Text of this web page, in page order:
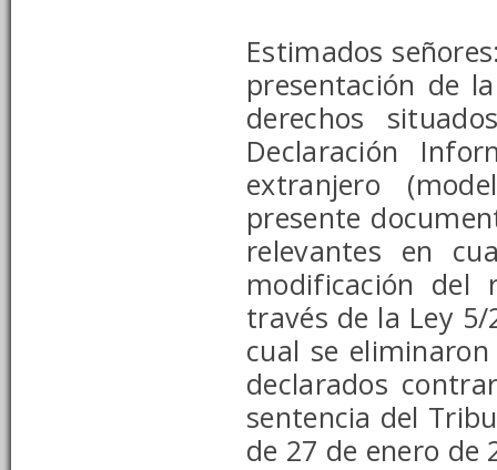
Estimados
presentación de
derechos
Declaración
extranjero
presente
relevantes en
modificación del
través de la Ley
cual se
declarados
sentencia del
de 27 de enero de